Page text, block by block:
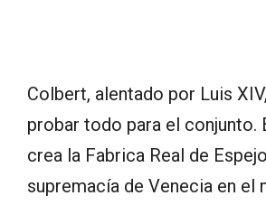
Colbert, alentado por Luis
probar todo para el conjunto.
crea la Fabrica Real de
supremacía de Venecia en el